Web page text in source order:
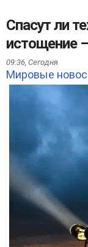
Спасут ли
истощение
09:36, Сегодня
Мировые